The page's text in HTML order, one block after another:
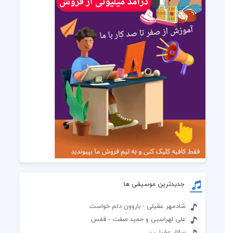
جدیدترین موسیقی ها
شادمهر عقیلی - باروون دلم خواست
علی لهراسبی و حمید صفت - قفس